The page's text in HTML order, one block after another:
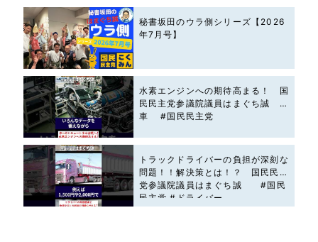
秘書坂田のウラ側シリーズ【2026
年7月号】
水素エンジンへの期待高まる！ 国
民民主党参議院議員はまぐち誠 #
車 #国民民主党
トラックドライバーの負担が深刻な
問題！！解決策とは！？ 国民民主
党参議院議員はまぐち誠 #国民
民主党 #ドライバー